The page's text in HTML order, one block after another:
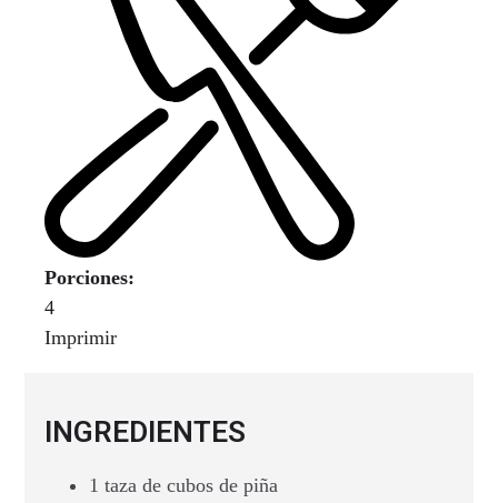
Porciones:
4
Imprimir
INGREDIENTES
1 taza de cubos de piña